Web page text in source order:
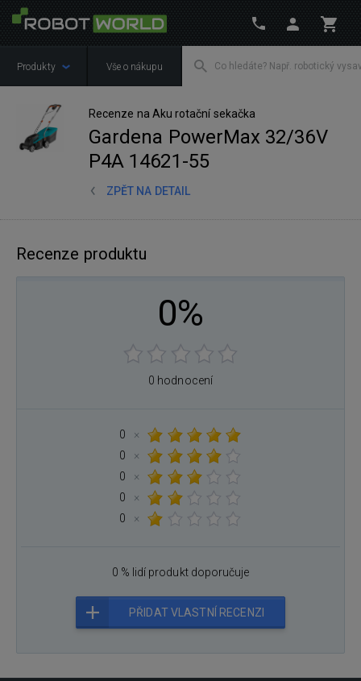
Produkty Vše o nákupu
Recenze na Aku rotační sekačka
Gardena PowerMax 32/36V
P4A 14621-55
ZPĚT NA DETAIL
Recenze produktu
0%
0 hodnocení
0
×
0
×
0
×
0
×
0
×
0 % lidí produkt doporučuje
PŘIDAT VLASTNÍ RECENZI